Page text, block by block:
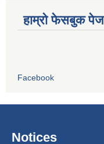
हाम्रो फेसबुक पेज
Facebook
Notices